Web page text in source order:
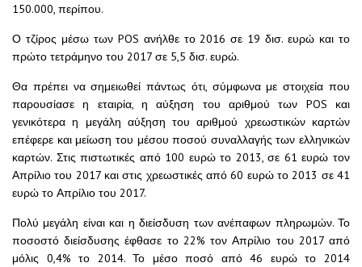
150.000, περίπου.
Ο τζίρος μέσω των POS ανήλθε το 2016 σε 19 δισ. ευρώ και το
πρώτο τετράμηνο του 2017 σε 5,5 δισ. ευρώ.
Θα πρέπει να σημειωθεί πάντως ότι, σύμφωνα με στοιχεία που
παρουσίασε η εταιρία, η αύξηση του αριθμού των POS και
γενικότερα η μεγάλη αύξηση του αριθμού χρεωστικών καρτών
επέφερε και μείωση του μέσου ποσού συναλλαγής των ελληνικών
καρτών. Στις πιστωτικές από 100 ευρώ το 2013, σε 61 ευρώ τον
Απρίλιο του 2017 και στις χρεωστικές από 60 ευρώ το 2013 σε 41
ευρώ το Απρίλιο του 2017.
Πολύ μεγάλη είναι και η διείσδυση των ανέπαφων πληρωμών. Το
ποσοστό διείσδυσης έφθασε το 22% τον Απρίλιο του 2017 από
μόλις 0,4% το 2014. Το μέσο ποσό από 46 ευρώ το 2014